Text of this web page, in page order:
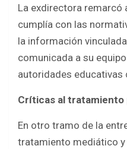
La exdirectora remarcó
cumplía con las
la información
comunicada a su
autoridades educativas
Críticas al tratamiento
En otro tramo de la
tratamiento mediático y